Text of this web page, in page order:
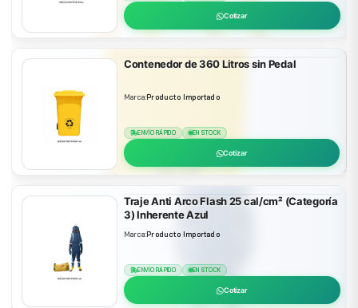
Cotizar
Contenedor de 360 Litros sin Pedal
Marca:Producto Importado
ENVÍO RÁPIDO EN STOCK
Cotizar
Traje Anti Arco Flash 25 cal/cm² (Categoría
3) Inherente Azul
Marca:Producto Importado
ENVÍO RÁPIDO EN STOCK
Cotizar